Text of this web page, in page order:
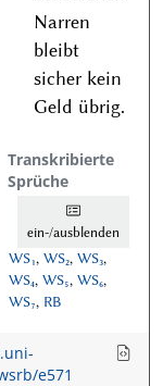
Narren
bleibt
sicher kein
Geld übrig.
Transkribierte
Sprüche
ein-/ausblenden
WS₁, WS₂, WS₃,
WS₄, WS₅, WS₆,
WS₇, RB
e571